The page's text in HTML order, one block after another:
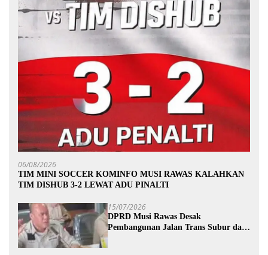
06/08/2026
TIM MINI SOCCER KOMINFO MUSI RAWAS KALAHKAN
TIM DISHUB 3-2 LEWAT ADU PINALTI
15/07/2026
DPRD Musi Rawas Desak
Pembangunan Jalan Trans Subur dan